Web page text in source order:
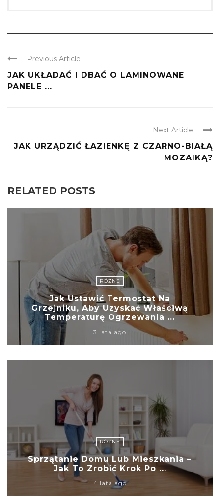
Previous Article
JAK UKŁADAĆ I DBAĆ O LAMINOWANE
PANELE ...
Next Article
JAK URZĄDZIĆ ŁAZIENKĘ Z CZARNO-BIAŁĄ
MOZAIKĄ?
RELATED POSTS
RÓŻNE
Jak Ustawić Termostat Na
Grzejniku, Aby Uzyskać Właściwą
Temperaturę Ogrzewania ...
3 lata ago
RÓŻNE
Sprzątanie Domu Lub Mieszkania –
Jak To Zrobić Krok Po ...
4 lata ago